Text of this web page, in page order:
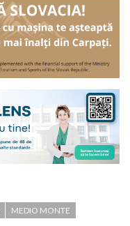
MEDIO MONTE